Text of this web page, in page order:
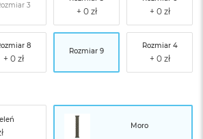
3
8
Rozmiar 9
Rozmiar 4
Moro